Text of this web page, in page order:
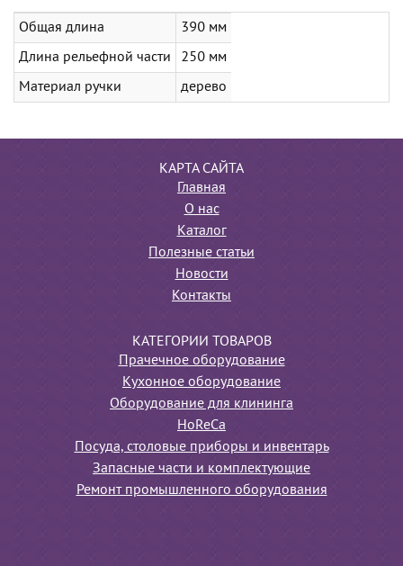
Общая длина 390 мм
Длина рельефной части 250 мм
Материал ручки дерево
КАРТА САЙТА
Главная
О нас
Каталог
Полезные статьи
Новости
Контакты
КАТЕГОРИИ ТОВАРОВ
Прачечное оборудование
Кухонное оборудование
Оборудование для клининга
HoReCa
Посуда, столовые приборы и инвентарь
Запасные части и комплектующие
Ремонт промышленного оборудования